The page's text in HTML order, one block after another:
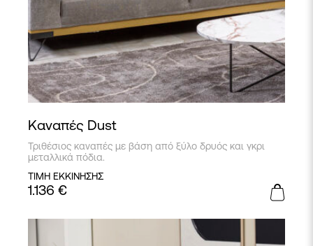
Καναπές Dust
Τριθέσιος καναπές με βάση από ξύλο δρυός και γκρι
μεταλλικά πόδια.
ΤΙΜΗ ΕΚΚΙΝΗΣΗΣ
1.136 €